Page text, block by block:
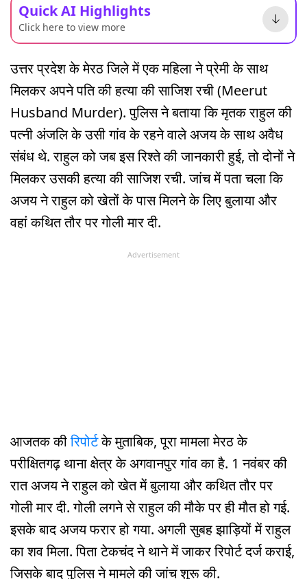
Quick AI Highlights
Click here to view more
उत्तर प्रदेश के मेरठ जिले में एक महिला ने प्रेमी के साथ
मिलकर अपने पति की हत्या की साजिश रची (Meerut
Husband Murder). पुलिस ने बताया कि मृतक राहुल की
पत्नी अंजलि के उसी गांव के रहने वाले अजय के साथ अवैध
संबंध थे. राहुल को जब इस रिश्ते की जानकारी हुई, तो दोनों ने
मिलकर उसकी हत्या की साजिश रची. जांच में पता चला कि
अजय ने राहुल को खेतों के पास मिलने के लिए बुलाया और
वहां कथित तौर पर गोली मार दी.
Advertisement
आजतक कीरिपोर्टके मुताबिक, पूरा मामला मेरठ के
परीक्षितगढ़ थाना क्षेत्र के अगवानपुर गांव का है. 1 नवंबर की
रात अजय ने राहुल को खेत में बुलाया और कथित तौर पर
गोली मार दी. गोली लगने से राहुल की मौके पर ही मौत हो गई.
इसके बाद अजय फरार हो गया. अगली सुबह झाड़ियों में राहुल
का शव मिला. पिता टेकचंद ने थाने में जाकर रिपोर्ट दर्ज कराई,
जिसके बाद पुलिस ने मामले की जांच शुरू की.